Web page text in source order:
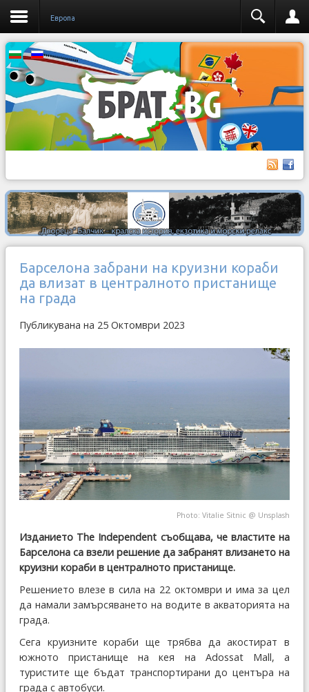
Европа
Барселона забрани на круизни кораби
да влизат в централното пристанище
на града
Публикувана на 25 Октомври 2023
Photo: Vitalie Sitnic @ Unsplash
Изданието The Independent съобщава, че властите на
Барселона са взели решение да забранят влизането на
круизни кораби в централното пристанище.
Решението влезе в сила на 22 октомври и има за цел
да намали замърсяването на водите в акваторията на
града.
Сега круизните кораби ще трябва да акостират в
южното пристанище на кея на Adossat Mall, а
туристите ще бъдат транспортирани до центъра на
града с автобуси.